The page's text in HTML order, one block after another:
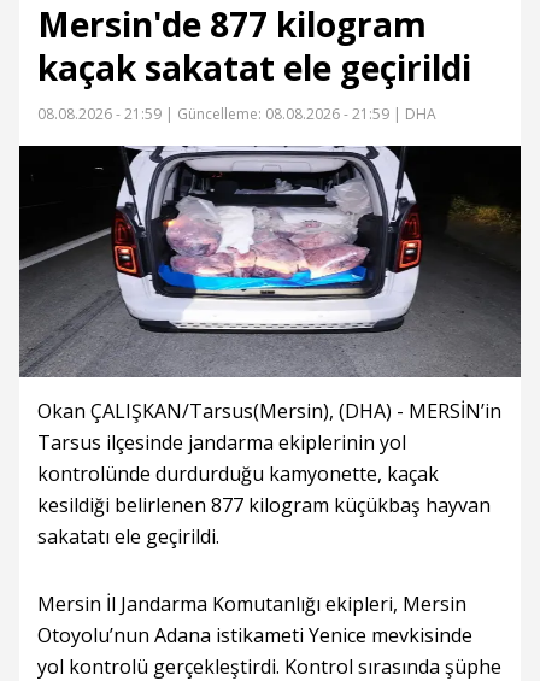
Mersin'de 877 kilogram
kaçak sakatat ele geçirildi
08.08.2026 - 21:59 | Güncelleme: 08.08.2026 - 21:59 | DHA
Okan ÇALIŞKAN/Tarsus(Mersin), (DHA) - MERSİN’in
Tarsus ilçesinde jandarma ekiplerinin yol
kontrolünde durdurduğu kamyonette, kaçak
kesildiği belirlenen 877 kilogram küçükbaş hayvan
sakatatı ele geçirildi.
Mersin İl Jandarma Komutanlığı ekipleri, Mersin
Otoyolu’nun Adana istikameti Yenice mevkisinde
yol kontrolü gerçekleştirdi. Kontrol sırasında şüphe